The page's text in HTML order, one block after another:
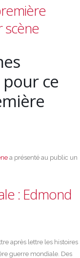
scène
ce
a présenté au public un
: Edmond
après lettre les histoires
guerre mondiale. Des